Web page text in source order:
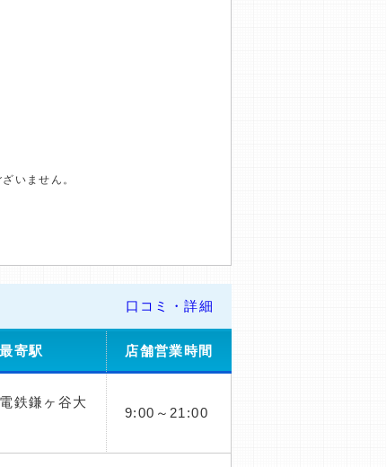
いません。
口コミ・詳細
最寄駅 店舗営業時間
鉄鎌ヶ谷大
9:00～21:00